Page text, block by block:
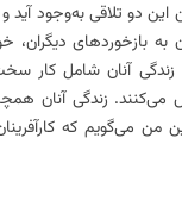
دو تلاقی به‌وجود آید
به بازخوردهای دیگران،
آنان شامل کار
می‌کنند. زندگی آنان
من می‌گویم که